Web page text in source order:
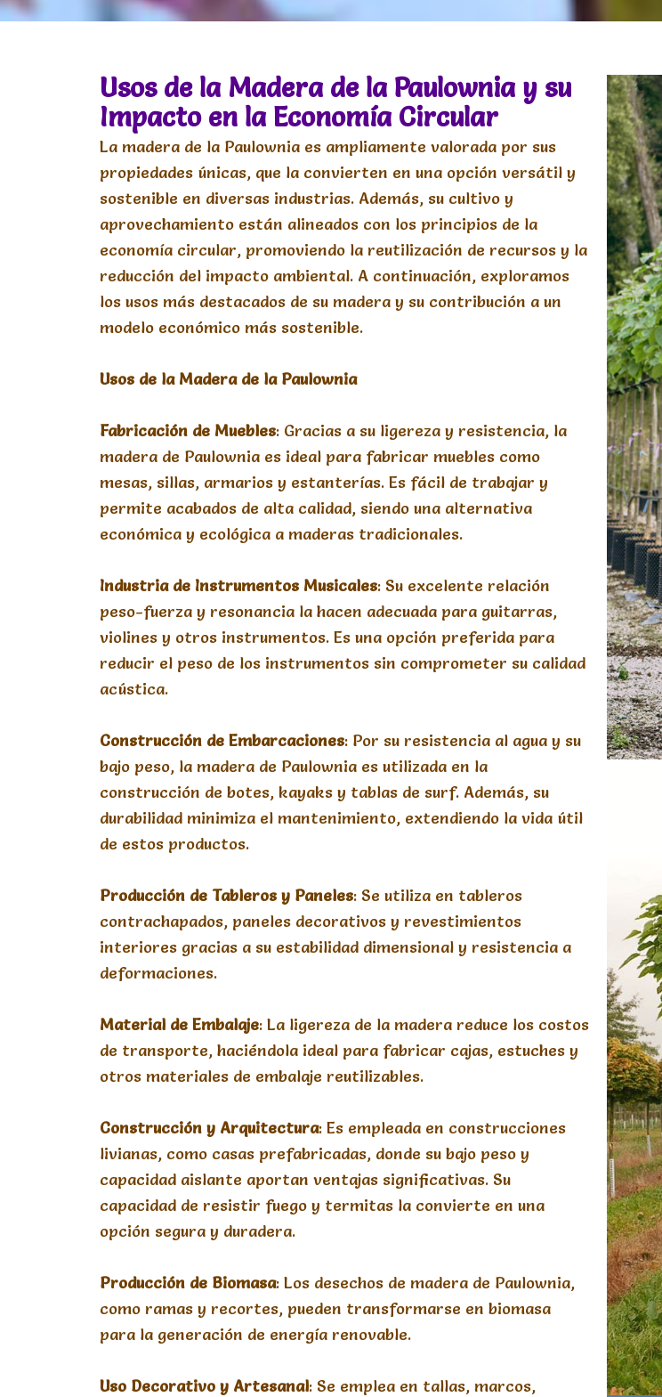
Usos de la Madera de la Paulownia y su
Impacto en la Economía Circular
La madera de la Paulownia es ampliamente valorada por sus
propiedades únicas, que la convierten en una opción versátil y
sostenible en diversas industrias. Además, su cultivo y
aprovechamiento están alineados con los principios de la
economía circular, promoviendo la reutilización de recursos y la
reducción del impacto ambiental. A continuación, exploramos
los usos más destacados de su madera y su contribución a un
modelo económico más sostenible.
Usos de la Madera de la Paulownia
Fabricación de Muebles: Gracias a su ligereza y resistencia, la
madera de Paulownia es ideal para fabricar muebles como
mesas, sillas, armarios y estanterías. Es fácil de trabajar y
permite acabados de alta calidad, siendo una alternativa
económica y ecológica a maderas tradicionales.
Industria de Instrumentos Musicales: Su excelente relación
peso-fuerza y resonancia la hacen adecuada para guitarras,
violines y otros instrumentos. Es una opción preferida para
reducir el peso de los instrumentos sin comprometer su calidad
acústica.
Construcción de Embarcaciones: Por su resistencia al agua y su
bajo peso, la madera de Paulownia es utilizada en la
construcción de botes, kayaks y tablas de surf. Además, su
durabilidad minimiza el mantenimiento, extendiendo la vida útil
de estos productos.
Producción de Tableros y Paneles: Se utiliza en tableros
contrachapados, paneles decorativos y revestimientos
interiores gracias a su estabilidad dimensional y resistencia a
deformaciones.
Material de Embalaje: La ligereza de la madera reduce los costos
de transporte, haciéndola ideal para fabricar cajas, estuches y
otros materiales de embalaje reutilizables.
Construcción y Arquitectura: Es empleada en construcciones
livianas, como casas prefabricadas, donde su bajo peso y
capacidad aislante aportan ventajas significativas. Su
capacidad de resistir fuego y termitas la convierte en una
opción segura y duradera.
Producción de Biomasa: Los desechos de madera de Paulownia,
como ramas y recortes, pueden transformarse en biomasa
para la generación de energía renovable.
Uso Decorativo y Artesanal: Se emplea en tallas, marcos,